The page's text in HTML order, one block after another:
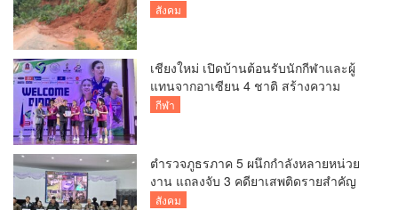
สังคม
เชียงใหม่ เปิดบ้านต้อนรับนักกีฬาและผู้
แทนจากอาเซียน 4 ชาติ สร้างความ
ประทับใจก่อนเปิดศึกวอลเลย์บอล BYD
กีฬา
ตำรวจภูธรภาค 5 ผนึกกำลังหลายหน่วย
งาน แถลงจับ 3 คดียาเสพติดรายสำคัญ
ยึดยาบ้ากว่า 3.2 ล้านเม็ด เฮโรอีน 8.62
สังคม